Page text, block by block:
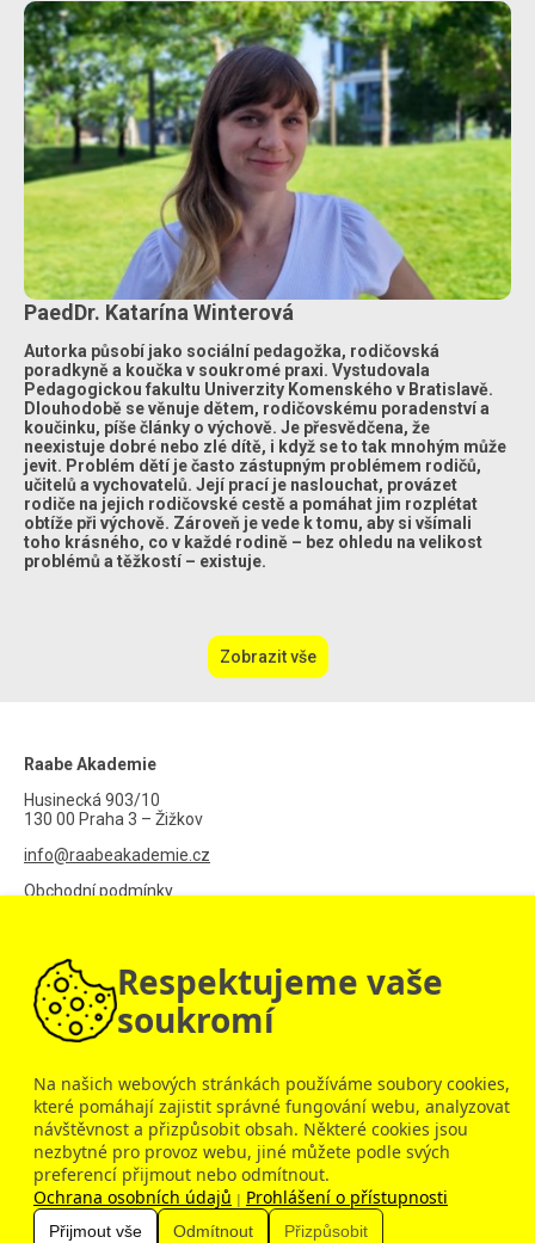
PaedDr. Katarína Winterová
Autorka působí jako sociální pedagožka, rodičovská
poradkyně a koučka v soukromé praxi. Vystudovala
Pedagogickou fakultu Univerzity Komenského v Bratislavě.
Dlouhodobě se věnuje dětem, rodičovskému poradenství a
koučinku, píše články o výchově. Je přesvědčena, že
neexistuje dobré nebo zlé dítě, i když se to tak mnohým může
jevit. Problém dětí je často zástupným problémem rodičů,
učitelů a vychovatelů. Její prací je naslouchat, provázet
rodiče na jejich rodičovské cestě a pomáhat jim rozplétat
obtíže při výchově. Zároveň je vede k tomu, aby si všímali
toho krásného, co v každé rodině – bez ohledu na velikost
problémů a těžkostí – existuje.
Zobrazit vše
Raabe Akademie
Husinecká 903/10
130 00 Praha 3 – Žižkov
info@raabeakademie.cz
Obchodní podmínky
Vzdělávání
Vzdělávání pro jednotlivce
Vzdělávání sborovny
Informace
Návod pro jednotlivce a školy
© 2009 – 2026 Raabe Akademie
Respektujeme vaše
soukromí
Na našich webových stránkách používáme soubory cookies,
které pomáhají zajistit správné fungování webu, analyzovat
návštěvnost a přizpůsobit obsah. Některé cookies jsou
nezbytné pro provoz webu, jiné můžete podle svých
preferencí přijmout nebo odmítnout.
Ochrana osobních údajů | Prohlášení o přístupnosti
Přijmout vše Odmítnout Přizpůsobit